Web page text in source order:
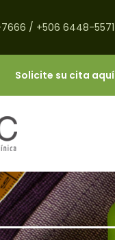
/ +506 6448-5571
Solicite su cita aquí